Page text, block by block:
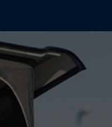
Suchen
vorauswählen